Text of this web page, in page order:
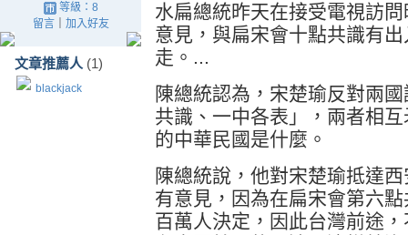
等級：8
留言｜ 加入好友
文章推薦人 (1)
blackjack
水扁總統昨天在接受電視訪
意見，與扁宋會十點共識有
走。...
陳總統認為，宋楚瑜反對兩
共識、一中各表」，兩者相
的中華民國是什麼。
陳總統說，他對宋楚瑜抵達
有意見，因為在扁宋會第六
百萬人決定，因此台灣前途